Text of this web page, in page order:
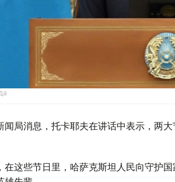
闻局消息，托卡耶夫在讲话中表示，两
在这些节日里，哈萨克斯坦人民向守护